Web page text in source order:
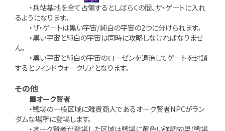
・兵站基地を全て占領するとしばらくの間、ザ・ゲートに入れ
るようになります。
・ザ・ゲートは黒い宇宙/純白の宇宙の2つに分けられます。
・黒い宇宙と純白の宇宙は同時に攻略しなければなりませ
ん。
・黒い宇宙と純白の宇宙のローゼンを退治してゲートを封鎖
するとフィンドウォークリアとなります。
その他
■オーク賢者
・戦場の一般区域に雑貨商人であるオーク賢者NPCがラン
ダムな場所に登場します。
・オーク賢者が登場した区域は戦場に黄色い強調効果(戦場